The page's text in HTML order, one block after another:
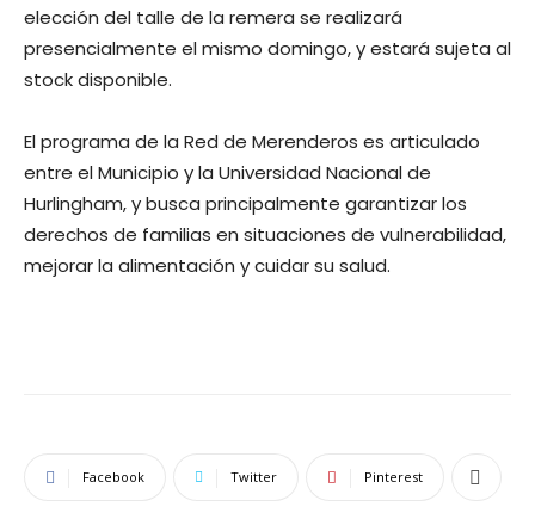
elección del talle de la remera se realizará
presencialmente el mismo domingo, y estará sujeta al
stock disponible.
El programa de la Red de Merenderos es articulado
entre el Municipio y la Universidad Nacional de
Hurlingham, y busca principalmente garantizar los
derechos de familias en situaciones de vulnerabilidad,
mejorar la alimentación y cuidar su salud.
Facebook Twitter Pinterest